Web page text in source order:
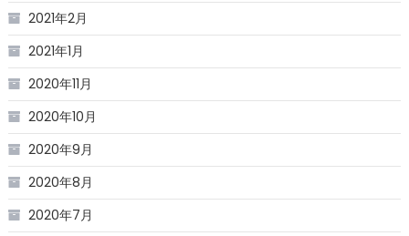
2021年2月
2021年1月
2020年11月
2020年10月
2020年9月
2020年8月
2020年7月